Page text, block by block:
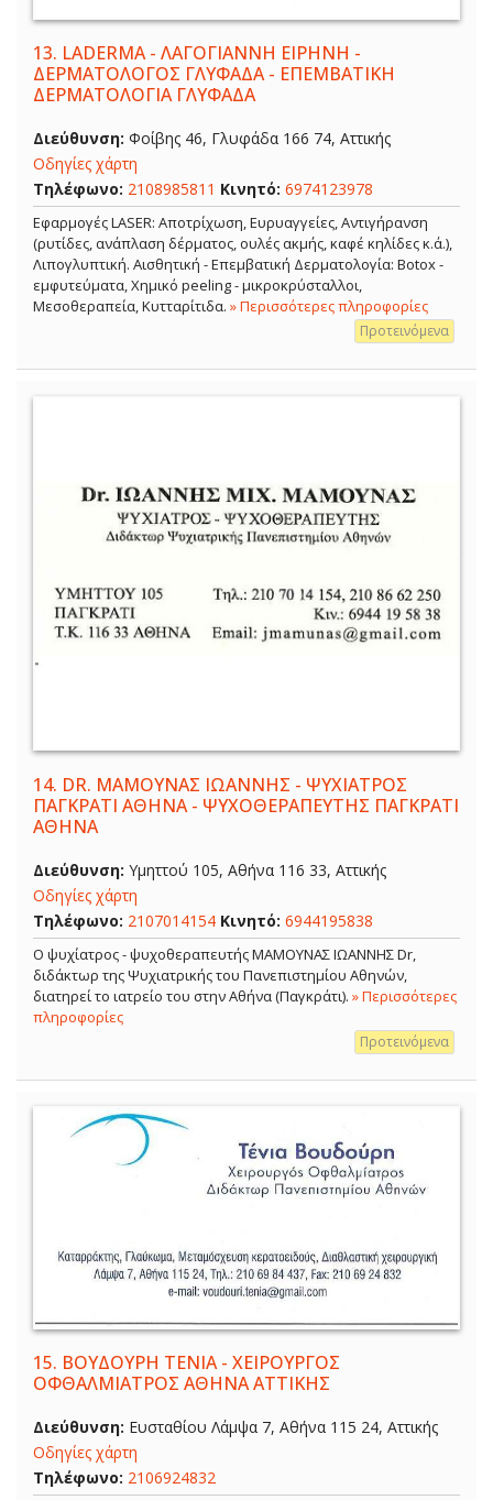
13. LADERMA - ΛΑΓΟΓΙΑΝΝΗ ΕΙΡΗΝΗ -
ΔΕΡΜΑΤΟΛΟΓΟΣ ΓΛΥΦΑΔΑ - ΕΠΕΜΒΑΤΙΚΗ
ΔΕΡΜΑΤΟΛΟΓΙΑ ΓΛΥΦΑΔΑ
Διεύθυνση: Φοίβης 46, Γλυφάδα 166 74, Αττικής
Οδηγίες χάρτη
Τηλέφωνο: 2108985811 Κινητό: 6974123978
Εφαρμογές LASER: Αποτρίχωση, Ευρυαγγείες, Αντιγήρανση
(ρυτίδες, ανάπλαση δέρματος, ουλές ακμής, καφέ κηλίδες κ.ά.),
Λιπογλυπτική. Αισθητική - Επεμβατική Δερματολογία: Botox -
εμφυτεύματα, Χημικό peeling - μικροκρύσταλλοι,
Μεσοθεραπεία, Κυτταρίτιδα. » Περισσότερες πληροφορίες
Προτεινόμενα
14. DR. ΜΑΜΟΥΝΑΣ ΙΩΑΝΝΗΣ - ΨΥΧΙΑΤΡΟΣ
ΠΑΓΚΡΑΤΙ ΑΘΗΝΑ - ΨΥΧΟΘΕΡΑΠΕΥΤΗΣ ΠΑΓΚΡΑΤΙ
ΑΘΗΝΑ
Διεύθυνση: Υμηττού 105, Αθήνα 116 33, Αττικής
Οδηγίες χάρτη
Τηλέφωνο: 2107014154 Κινητό: 6944195838
Ο ψυχίατρος - ψυχοθεραπευτής ΜΑΜΟΥΝΑΣ ΙΩΑΝΝΗΣ Dr,
διδάκτωρ της Ψυχιατρικής του Πανεπιστημίου Αθηνών,
διατηρεί το ιατρείο του στην Αθήνα (Παγκράτι). » Περισσότερες
πληροφορίες
Προτεινόμενα
15. ΒΟΥΔΟΥΡΗ ΤΕΝΙΑ - ΧΕΙΡΟΥΡΓΟΣ
ΟΦΘΑΛΜΙΑΤΡΟΣ ΑΘΗΝΑ ΑΤΤΙΚΗΣ
Διεύθυνση: Ευσταθίου Λάμψα 7, Αθήνα 115 24, Αττικής
Οδηγίες χάρτη
Τηλέφωνο: 2106924832